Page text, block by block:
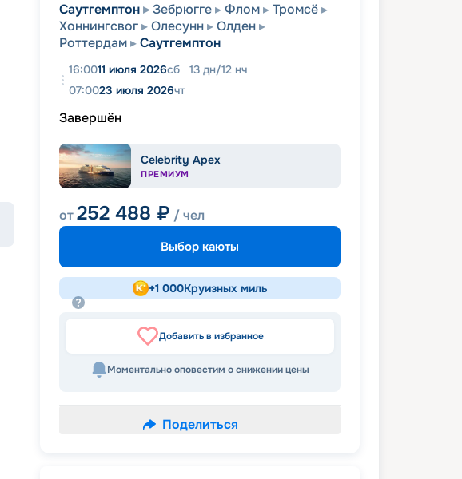
Саутгемптон Зебрюгге Флом
Тромсё
Хоннингсвог
Олесунн
Олден
Роттердам
Саутгемптон
16:0011 июля 2026сб 13 дн/12 нч
07:0023 июля 2026чт
Завершён
Celebrity Apex
ПРЕМИУМ
от252 488 ₽ / чел
Выбор каюты
+1 000Круизных миль
Добавить в избранное
Моментально оповестим о снижении цены
Поделиться